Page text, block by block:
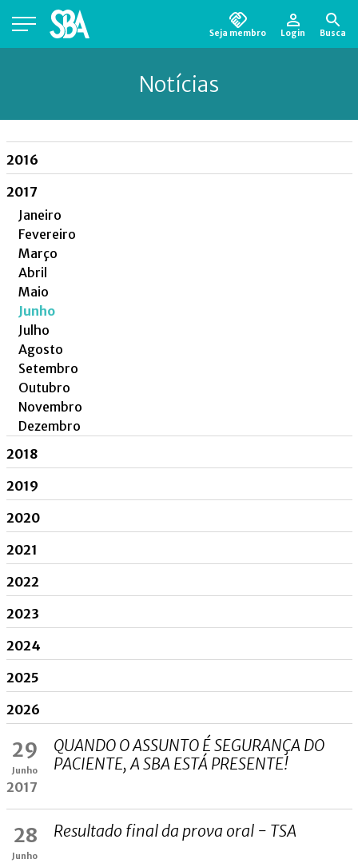
Seja membro Login Busca
Notícias
2016
2017
Janeiro
Fevereiro
Março
Abril
Maio
Junho
Julho
Agosto
Setembro
Outubro
Novembro
Dezembro
2018
2019
2020
2021
2022
2023
2024
2025
2026
29
Junho
2017
QUANDO O ASSUNTO É SEGURANÇA DO
PACIENTE, A SBA ESTÁ PRESENTE!
28
Junho
Resultado final da prova oral - TSA